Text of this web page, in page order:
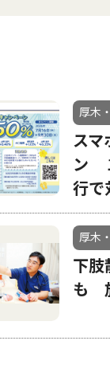
厚木
スマ
ン
行で
厚木
下
も